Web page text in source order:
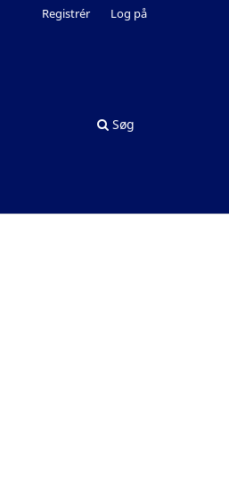
Søg
Registrér Log på